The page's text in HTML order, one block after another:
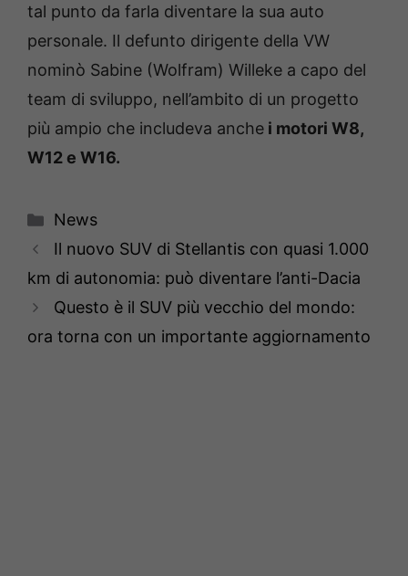
tal punto da farla diventare la sua auto
personale. Il defunto dirigente della VW
nominò Sabine (Wolfram) Willeke a capo del
team di sviluppo, nell’ambito di un progetto
più ampio che includeva anche i motori W8,
W12 e W16.
Categorie
News
Il nuovo SUV di Stellantis con quasi 1.000
km di autonomia: può diventare l’anti-Dacia
Questo è il SUV più vecchio del mondo:
ora torna con un importante aggiornamento